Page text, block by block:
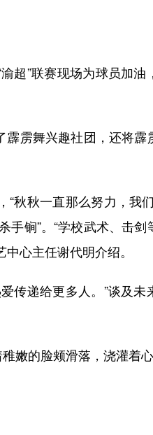
”联赛现场为球员加油
雳舞兴趣社团，还将霹
秋一直那么努力，我
锏”。“学校武术、击
心主任谢代明介绍。
递给更多人。”谈及未
的脸颊滑落，浇灌着心